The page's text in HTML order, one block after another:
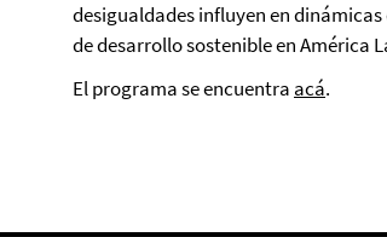
desigualdades influyen en
de desarrollo sostenible en América
El programa se encuentra acá.